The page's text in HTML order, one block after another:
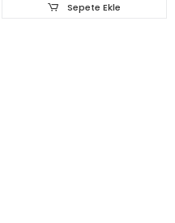
Sepete Ekle